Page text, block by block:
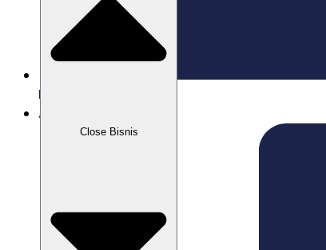
Close Bisnis
Published:
Aizeindra